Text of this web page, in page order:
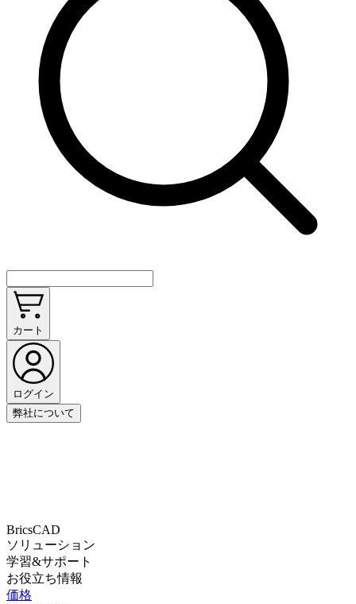
カート
ログイン
弊社について
BricsCAD
ソリューション
学習&サポート
お役立ち情報
価格